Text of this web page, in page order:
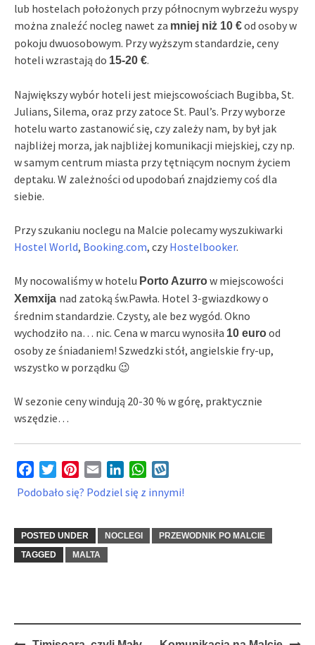
lub hostelach położonych przy północnym wybrzeżu wyspy
można znaleźć nocleg nawet za mniej niż 10 €od osoby w
pokoju dwuosobowym. Przy wyższym standardzie, ceny
hoteli wzrastają do 15-20 €.
Największy wybór hoteli jest miejscowościach Bugibba, St.
Julians, Silema, oraz przy zatoce St. Paul’s. Przy wyborze
hotelu warto zastanowić się, czy zależy nam, by był jak
najbliżej morza, jak najbliżej komunikacji miejskiej, czy np.
w samym centrum miasta przy tętniącym nocnym życiem
deptaku. W zależności od upodobań znajdziemy coś dla
siebie.
Przy szukaniu noclegu na Malcie polecamy wyszukiwarki
Hostel World, Booking.com, czy Hostelbooker.
My nocowaliśmy w hotelu Porto Azurrow miejscowości
Xemxija nad zatoką św.Pawła. Hotel 3-gwiazdkowy o
średnim standardzie. Czysty, ale bez wygód. Okno
wychodziło na… nic. Cena w marcu wynosiła 10 eurood
osoby ze śniadaniem! Szwedzki stół, angielskie fry-up,
wszystko w porządku 😉
W sezonie ceny windują 20-30 % w górę, praktycznie
wszędzie…
FacebookTwitterPinterest
Email LinkedInWhatsApp
Podobało się? Podziel się z innymi!
POSTED UNDER NOCLEGI
PRZEWODNIK PO MALCIE
TAGGED
MALTA